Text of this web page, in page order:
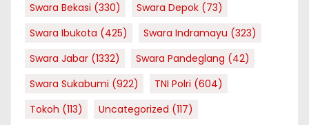
Swara Bekasi (330) Swara Depok (73)
Swara Ibukota (425) Swara Indramayu (323)
Swara Jabar (1332) Swara Pandeglang (42)
Swara Sukabumi (922) TNI Polri (604)
Tokoh (113) Uncategorized (117)